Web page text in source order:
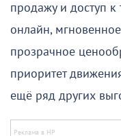
продажу и доступ
онлайн,
прозрачное
приоритет
ещё ряд других